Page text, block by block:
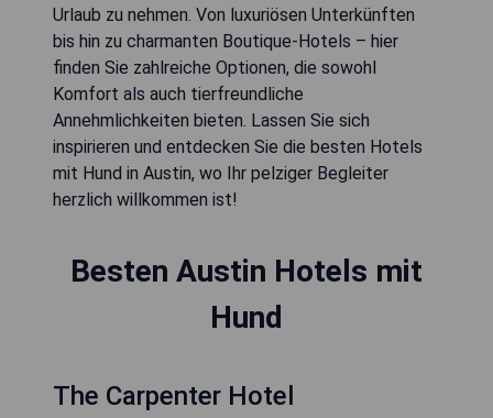
Urlaub zu nehmen. Von luxuriösen Unterkünften
bis hin zu charmanten Boutique-Hotels – hier
finden Sie zahlreiche Optionen, die sowohl
Komfort als auch tierfreundliche
Annehmlichkeiten bieten. Lassen Sie sich
inspirieren und entdecken Sie die besten Hotels
mit Hund in Austin, wo Ihr pelziger Begleiter
herzlich willkommen ist!
Besten Austin Hotels mit
Hund
The Carpenter Hotel